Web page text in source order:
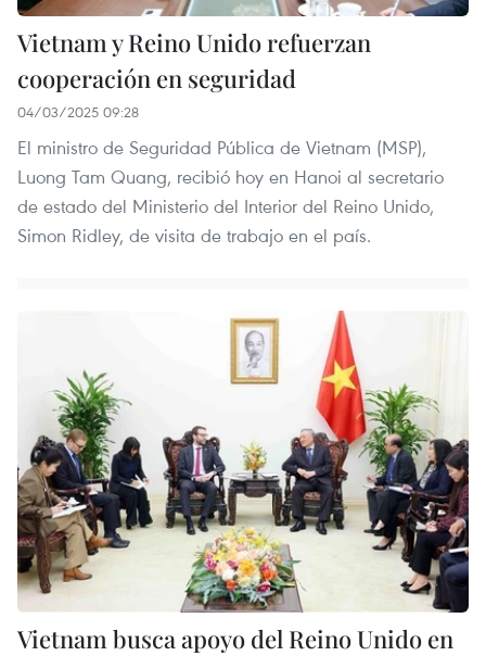
Vietnam y Reino Unido refuerzan
cooperación en seguridad
04/03/2025 09:28
El ministro de Seguridad Pública de Vietnam (MSP),
Luong Tam Quang, recibió hoy en Hanoi al secretario
de estado del Ministerio del Interior del Reino Unido,
Simon Ridley, de visita de trabajo en el país.
Vietnam busca apoyo del Reino Unido en